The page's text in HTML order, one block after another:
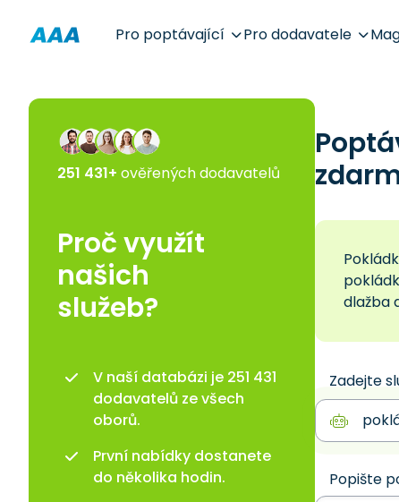
Pro poptávající Pro dodavatele
dlažba
Zadejte
Popište
251 431+ ověřených dodavatelů
Proč využít
našich
služeb?
V naší databázi je 251 431
dodavatelů ze všech
oborů.
První nabídky dostanete
do několika hodin.